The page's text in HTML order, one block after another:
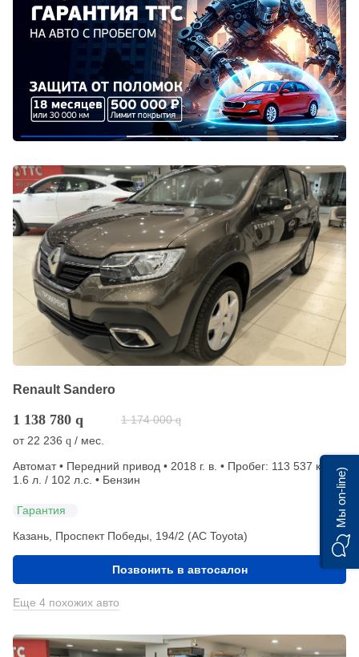
Renault Sandero
1 138 780 q 1 174 000 q
от22 236 q / мес.
Автомат • Передний привод • 2018 г. в. • Пробег: 113 537 км •
1.6 л. / 102 л.с. • Бензин
Гарантия
Казань, Проспект Победы, 194/2 (АС Toyota)
Позвонить в автосалон
Еще 4 похожих авто
Мы on-line)